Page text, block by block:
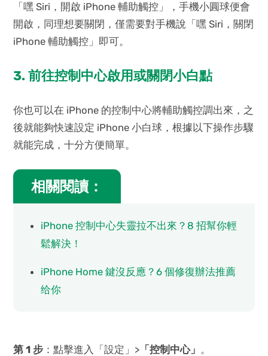
「嘿 Siri，開啟 iPhone 輔助觸控」，手機小圓球便會
開啟，同理想要關閉，僅需要對手機說「嘿 Siri，關閉
iPhone 輔助觸控」即可。
3. 前往控制中心啟用或關閉小白點
你也可以在 iPhone 的控制中心將輔助觸控調出來，之
後就能夠快速設定 iPhone 小白球，根據以下操作步驟
就能完成，十分方便簡單。
相關閱讀：
iPhone 控制中心失靈拉不出來？8 招幫你輕
鬆解決！
iPhone Home 鍵沒反應？6 個修復辦法推薦
给你
第 1 步 ：點擊進入「設定」> 「控制中心」 。